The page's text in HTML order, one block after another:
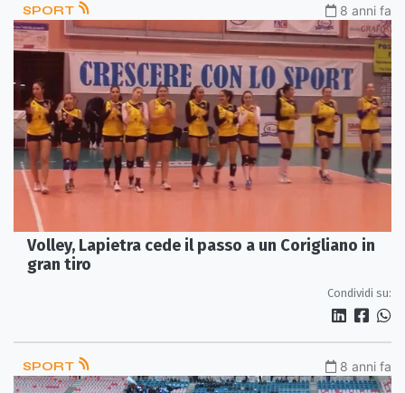
SPORT 8 anni fa
Volley, Lapietra cede il passo a un Corigliano in
gran tiro
Condividi su:
SPORT 8 anni fa